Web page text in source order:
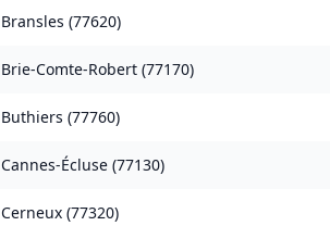
Bransles (77620)
Brie-Comte-Robert (77170)
Buthiers (77760)
Cannes-Écluse (77130)
Cerneux (77320)